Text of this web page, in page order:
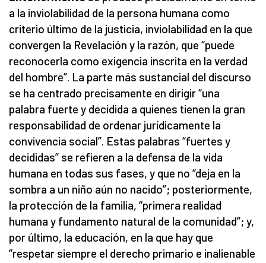
a la inviolabilidad de la persona humana como
criterio último de la justicia, inviolabilidad en la que
convergen la Revelación y la razón, que “puede
reconocerla como exigencia inscrita en la verdad
del hombre”. La parte más sustancial del discurso
se ha centrado precisamente en dirigir “una
palabra fuerte y decidida a quienes tienen la gran
responsabilidad de ordenar jurídicamente la
convivencia social”. Estas palabras “fuertes y
decididas” se refieren a la defensa de la vida
humana en todas sus fases, y que no “deja en la
sombra a un niño aún no nacido”; posteriormente,
la protección de la familia, “primera realidad
humana y fundamento natural de la comunidad”; y,
por último, la educación, en la que hay que
“respetar siempre el derecho primario e inalienable